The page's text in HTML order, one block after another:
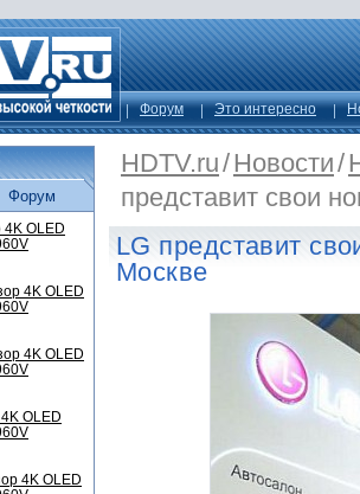
Форум Это интересно
HDTV.ru/Новости/
представит свои
LG представит
Москве
OLED
4K OLED
4K OLED
OLED
4K OLED
Форум